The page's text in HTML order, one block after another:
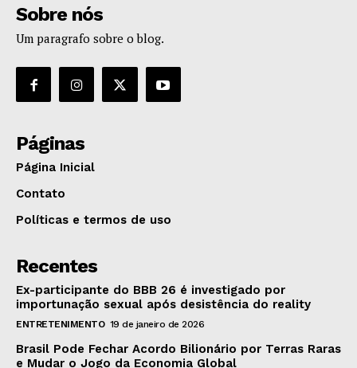
Sobre nós
Um paragrafo sobre o blog.
Páginas
Página Inicial
Contato
Políticas e termos de uso
Recentes
Ex-participante do BBB 26 é investigado por
importunação sexual após desistência do reality
ENTRETENIMENTO 19 de janeiro de 2026
Brasil Pode Fechar Acordo Bilionário por Terras Raras
e Mudar o Jogo da Economia Global